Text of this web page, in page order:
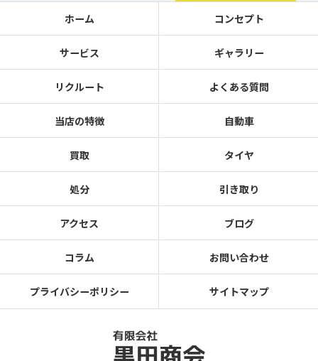
ホーム コンセプト
サービス ギャラリー
リクルート よくある質問
当店の特徴 自動車
買取 タイヤ
処分 引き取り
アクセス ブログ
コラム お問い合わせ
プライバシーポリシー サイトマップ